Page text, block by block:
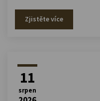
Zjistěte více
11
srpen